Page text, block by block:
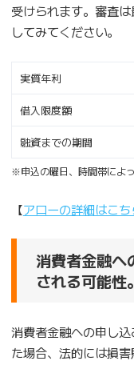
受けられます。審査
してみてください。
実質年利
借入限度額
融資までの期間
※申込の曜日、時間帯によ
【アローの詳細はこち
消費者金融へ
される可能性
消費者金融への申し
た場合、法的には損